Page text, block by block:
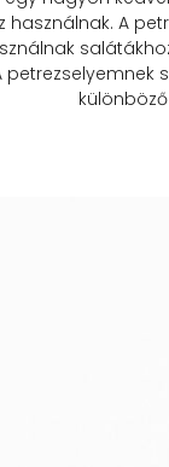
használnak. A
petrezselyemnek
különböző